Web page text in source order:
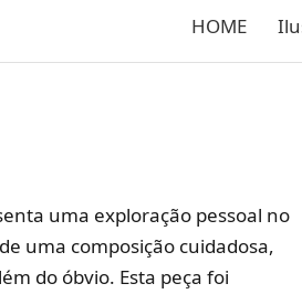
HOME
uma exploração pessoal no
uma composição cuidadosa,
do óbvio. Esta peça foi